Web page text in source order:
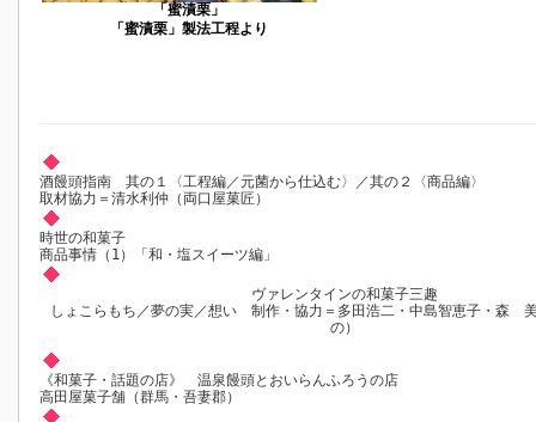
「蜜漬栗」
「蜜漬栗」製法工程より
酒饅頭指南 其の１〈工程編／元菌から仕込む〉／其の２〈商品編〉
取材協力＝清水利仲（両口屋菓匠）
時世の和菓子
商品事情（1）「和・塩スイーツ編」
ヴァレンタインの和菓子三趣
しょこらもち／夢の実／想い 制作・協力＝多田浩二・中島智恵子・森
の）
《和菓子・話題の店》 温泉饅頭とおいらんふろうの店
高田屋菓子舗（群馬・吾妻郡）